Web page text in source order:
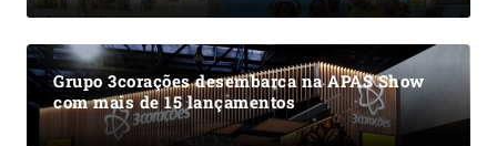
Grupo 3corações desembarca na APAS Show
com mais de 15 lançamentos